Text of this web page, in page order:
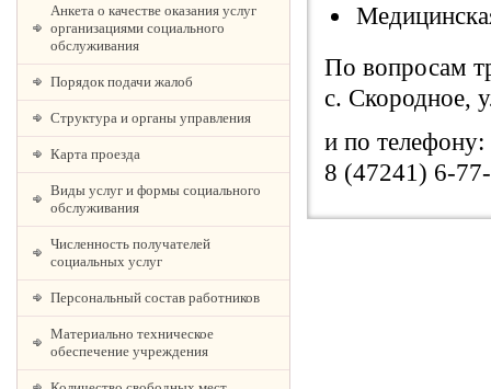
Анкета о качестве оказания услуг
организациями социального
обслуживания
Порядок подачи жалоб
Структура и органы управления
Карта проезда
Виды услуг и формы социального
обслуживания
Численность получателей
социальных услуг
Персональный состав работников
Материально техническое
обеспечение учреждения
По вопросам
с. Скородное,
и по телефону:
8 (47241) 6-